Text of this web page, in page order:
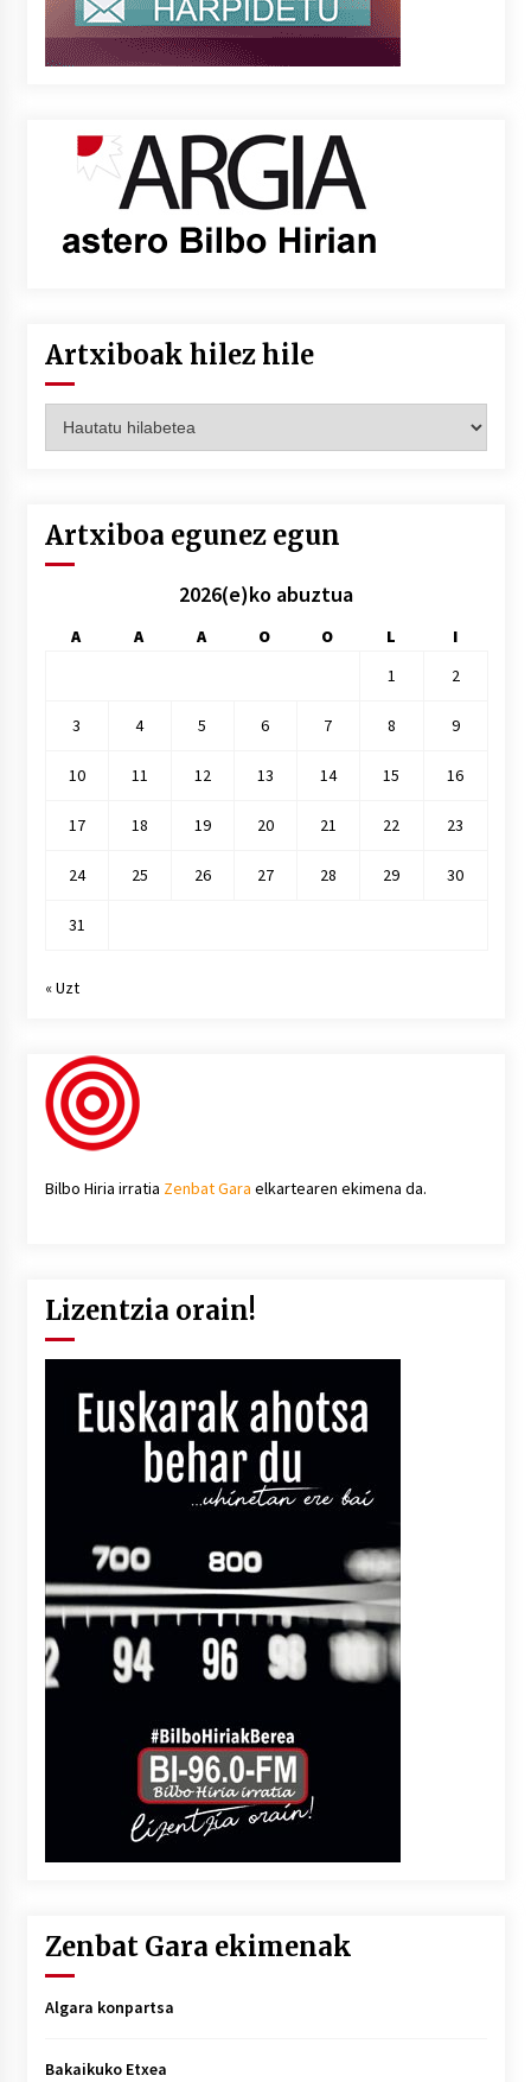
Artxiboak hilez hile
hilez
Artxiboa egunez egun
2026(e)ko abuztua
A A A O O L
I
1
2
3 4 5 6 7 8 9
10 11 12 13 14 15 16
17 18 19 20 21 22 23
24 25 26 27 28 29 30
31
« Uzt
Bilbo Hiria irratia Zenbat Gara elkartearen ekimena da.
Lizentzia orain!
Zenbat Gara ekimenak
Algara konpartsa
Bakaikuko Etxea